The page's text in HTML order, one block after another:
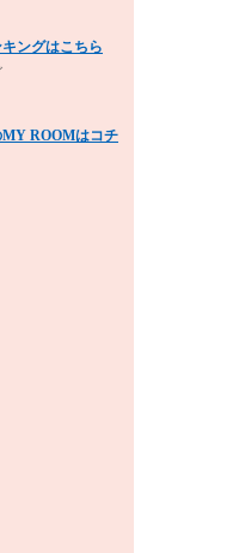
ングはこちら
ROOMはコチ